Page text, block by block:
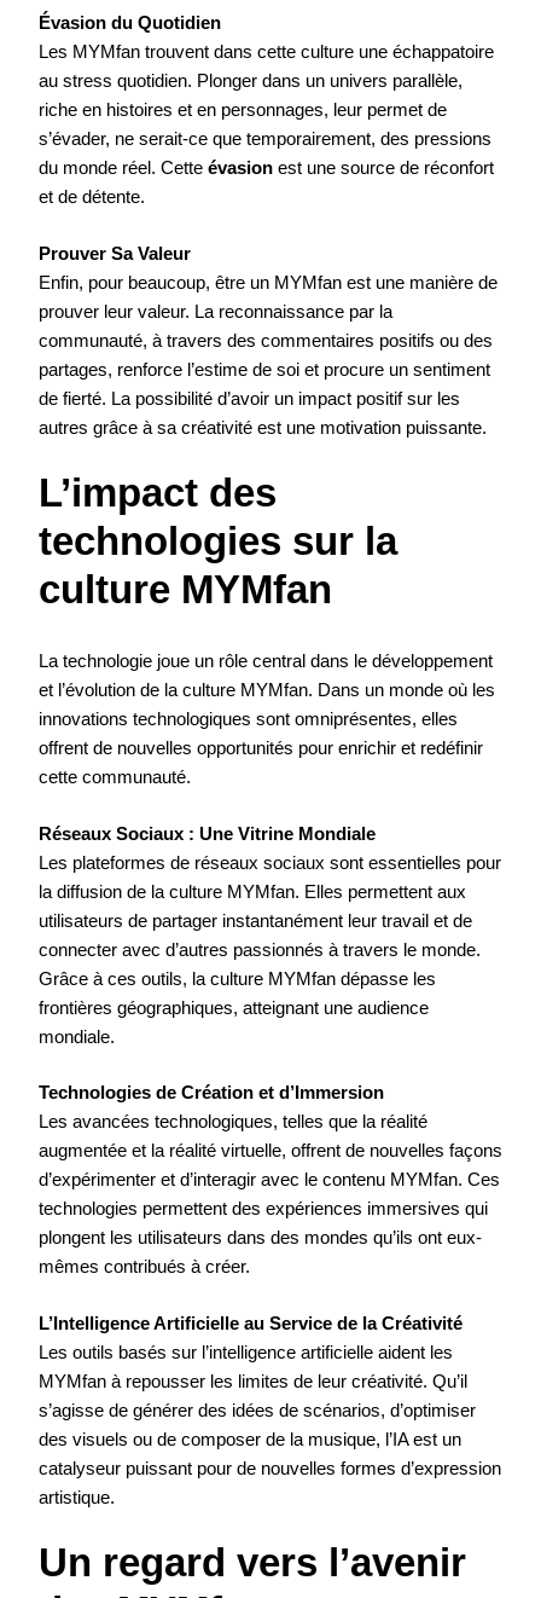
Évasion du Quotidien
Les MYMfan trouvent dans cette culture une échappatoire
au stress quotidien. Plonger dans un univers parallèle,
riche en histoires et en personnages, leur permet de
s’évader, ne serait-ce que temporairement, des pressions
du monde réel. Cette évasion est une source de réconfort
et de détente.
Prouver Sa Valeur
Enfin, pour beaucoup, être un MYMfan est une manière de
prouver leur valeur. La reconnaissance par la
communauté, à travers des commentaires positifs ou des
partages, renforce l’estime de soi et procure un sentiment
de fierté. La possibilité d’avoir un impact positif sur les
autres grâce à sa créativité est une motivation puissante.
L’impact des
technologies sur la
culture MYMfan
La technologie joue un rôle central dans le développement
et l’évolution de la culture MYMfan. Dans un monde où les
innovations technologiques sont omniprésentes, elles
offrent de nouvelles opportunités pour enrichir et redéfinir
cette communauté.
Réseaux Sociaux : Une Vitrine Mondiale
Les plateformes de réseaux sociaux sont essentielles pour
la diffusion de la culture MYMfan. Elles permettent aux
utilisateurs de partager instantanément leur travail et de
connecter avec d’autres passionnés à travers le monde.
Grâce à ces outils, la culture MYMfan dépasse les
frontières géographiques, atteignant une audience
mondiale.
Technologies de Création et d’Immersion
Les avancées technologiques, telles que la réalité
augmentée et la réalité virtuelle, offrent de nouvelles façons
d’expérimenter et d’interagir avec le contenu MYMfan. Ces
technologies permettent des expériences immersives qui
plongent les utilisateurs dans des mondes qu’ils ont eux-
mêmes contribués à créer.
L’Intelligence Artificielle au Service de la Créativité
Les outils basés sur l’intelligence artificielle aident les
MYMfan à repousser les limites de leur créativité. Qu’il
s’agisse de générer des idées de scénarios, d’optimiser
des visuels ou de composer de la musique, l’IA est un
catalyseur puissant pour de nouvelles formes d’expression
artistique.
Un regard vers l’avenir